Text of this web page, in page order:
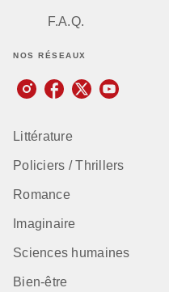
F.A.Q.
NOS RÉSEAUX
Littérature
Policiers / Thrillers
Romance
Imaginaire
Sciences humaines
Bien-être